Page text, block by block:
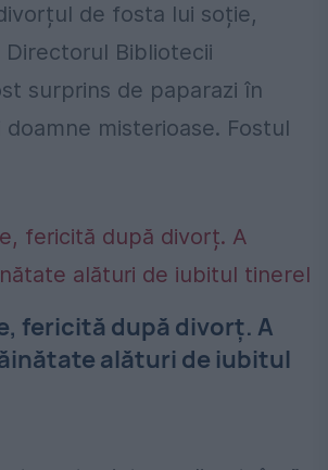
de fosta lui soție,
Directorul Bibliotecii
surprins de paparazi în
misterioase. Fostul
fericită după divorț. A
alături de iubitul